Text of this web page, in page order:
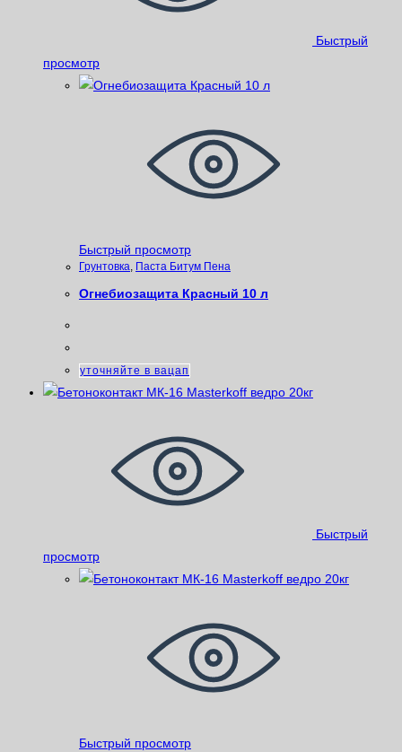
Быстрый
просмотр
Быстрый просмотр
Грунтовка, Паста Битум Пена
Огнебиозащита Красный 10 л
уточняйте в вацап
Быстрый
просмотр
Быстрый просмотр